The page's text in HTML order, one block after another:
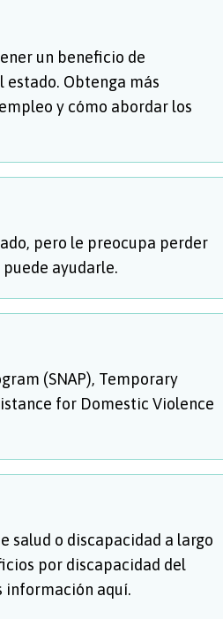
un beneficio de
estado. Obtenga más
y cómo abordar los
pero le preocupa perder
ayudarle.
(SNAP), Temporary
for Domestic Violence
salud o discapacidad a largo
por discapacidad del
información aquí.